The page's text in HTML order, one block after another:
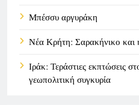
Μπέσσυ αργυράκη
Νέα Κρήτη: Σαρακήνικο
Ιράκ: Τεράστιες εκπτώσεις
γεωπολιτική συγκυρία